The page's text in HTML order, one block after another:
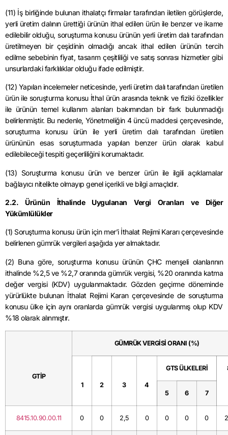
(11) İş birliğinde bulunan ithalatçı firmalar tarafından iletilen görüşlerde,
yerli üretim dalının ürettiği ürünün ithal edilen ürün ile benzer ve ikame
edilebilir olduğu, soruşturma konusu ürünün yerli üretim dalı tarafından
üretilmeyen bir çeşidinin olmadığı ancak ithal edilen ürünün tercih
edilme sebebinin fiyat, tasarım çeşitliliği ve satış sonrası hizmetler gibi
unsurlardaki farklılıklar olduğu ifade edilmiştir.
(12) Yapılan incelemeler neticesinde, yerli üretim dalı tarafından üretilen
ürün ile soruşturma konusu İthal ürün arasında teknik ve fiziki özellikler
ile ürünün temel kullanım alanları bakımından bir fark bulunmadığı
belirlenmiştir. Bu nedenle, Yönetmeliğin 4 üncü maddesi çerçevesinde,
soruşturma konusu ürün ile yerli üretim dalı tarafından üretilen
ürününün esas soruşturmada yapılan benzer ürün olarak kabul
edilebileceği tespiti geçerliliğini korumaktadır.
(13) Soruşturma konusu ürün ve benzer ürün ile ilgili açıklamalar
bağlayıcı nitelikte olmayıp genel içerikli ve bilgi amaçlıdır.
2.2. Ürünün İthalinde Uygulanan Vergi Oranları ve Diğer
Yükümlülükler
(1) Soruşturma konusu ürün için mer’i İthalat Rejimi Kararı çerçevesinde
belirlenen gümrük vergileri aşağıda yer almaktadır.
(2) Buna göre, soruşturma konusu ürünün ÇHC menşeli olanlarının
ithalinde %2,5 ve %2,7 oranında gümrük vergisi, %20 oranında katma
değer vergisi (KDV) uygulanmaktadır. Gözden geçirme döneminde
yürürlükte bulunan İthalat Rejimi Karan çerçevesinde de soruşturma
konusu ülke için aynı oranlarda gümrük vergisi uygulanmış olup KDV
%18 olarak alınmıştır.
GTİP
GÜMRÜK VERGİSİ ORANI (%)
1 2 3 4
GTS ÜLKELERİ
5 6 7
8415.10.90.00.11 0 0 2,5 0 0 0 0